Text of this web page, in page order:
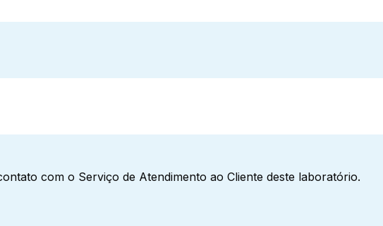
com o Serviço de Atendimento ao Cliente deste laboratório.